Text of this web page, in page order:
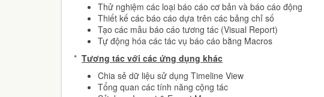
Thử nghiệm các loại báo cáo cơ bản và báo cáo động
Thiết kế các báo cáo dựa trên các bảng chỉ số
Tạo các mẫu báo cáo tương tác (Visual Report)
Tự động hóa các tác vụ báo cáo bằng Macros
* Tương tác với các ứng dụng khác
Chia sẻ dữ liệu sử dụng Timeline View
Tổng quan các tính năng cộng tác